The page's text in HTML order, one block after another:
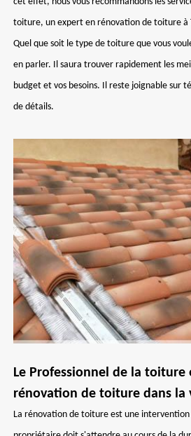
toiture, un expert en rénovation de toiture à
Quel que soit le type de toiture que vous
en parler. Il saura trouver rapidement les
budget et vos besoins. Il reste joignable sur
de détails.
Le Professionnel de la toiture
rénovation de toiture dans la
La rénovation de toiture est une